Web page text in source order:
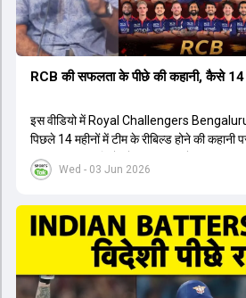
Wed - 03 Jun 2026
RCB की सफलता के पीछे की कहानी, कैसे 14
इस वीडियो में Royal Challengers
पिछले 14 महीनों में टीम के रीबिल्ड होने की कहानी
अपनी पुरानी गलतियों को स्वीकार करते हुए एक नया
मैनेजमेंट में Mo Bobat, Andy Flower, Dinesh
के तहत Bhuvneshwar Kumar, Krunal
जैसे भारतीय खिलाड़ियों को टीम में शामिल किया
किया। इसके अलावा, Virat Kohli की भूमिका में भी
अब टीम के युवा खिलाड़ियों के साथ ज्यादा जुड़े
Patidar के नेतृत्व में टीम का कम्युनिकेशन बहुत